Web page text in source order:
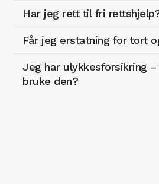
Har jeg rett til fri
Får jeg erstatning for tort
Jeg har ulykkesforsikring –
bruke den?